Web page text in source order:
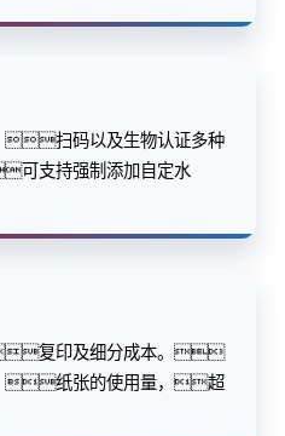
扫码以及生物认证多种
可支持强制添加自定水
复印及细分成本。
纸张的使用量，超